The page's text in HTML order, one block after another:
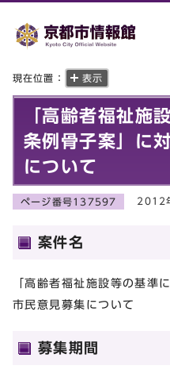
現在位置： 表示
「高齢者福祉施
条例骨子案」に
について
ページ番号137597 2012
案件名
「高齢者福祉施設等の基準
市民意見募集について
募集期間